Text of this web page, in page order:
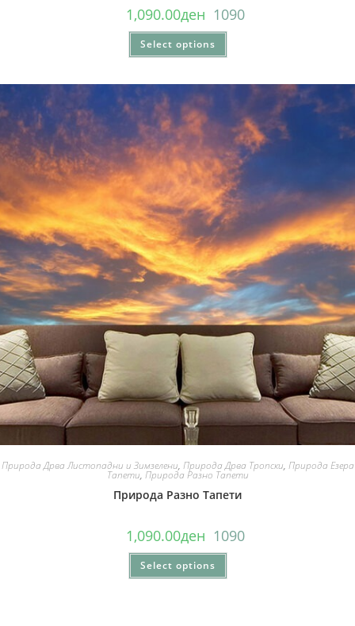
1,090.00ден 1090
Select options
Природа Дрва Листопадни и Зимзелени, Природа Дрва Тропски, Природа Езера
Тапети, Природа Разно Тапети
Природа Разно Тапети
1,090.00ден 1090
Select options